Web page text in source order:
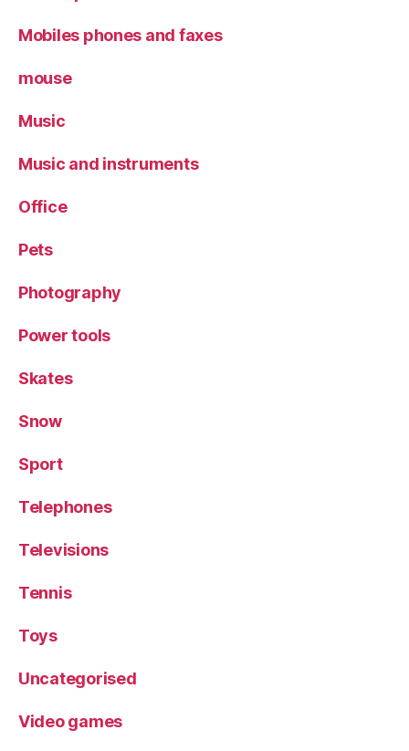
Mobiles phones and faxes
mouse
Music
Music and instruments
Office
Pets
Photography
Power tools
Skates
Snow
Sport
Telephones
Televisions
Tennis
Toys
Uncategorised
Video games